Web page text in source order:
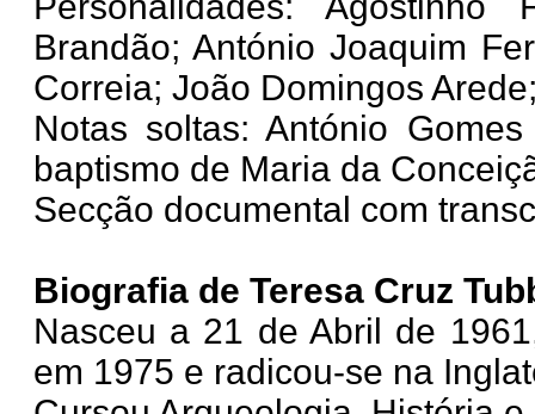
Brandão; António Joaquim
Correia; João Domingos
Notas soltas: António
baptismo de Maria da
Secção documental com
Biografia de Teresa Cruz
Nasceu a 21 de Abril de
em 1975 e radicou-se na